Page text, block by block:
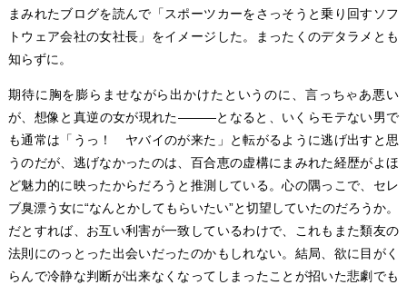
まみれたブログを読んで「スポーツカーをさっそうと乗り回すソフ
トウェア会社の女社長」をイメージした。まったくのデタラメとも
知らずに。
期待に胸を膨らませながら出かけたというのに、言っちゃあ悪い
が、想像と真逆の女が現れた―――となると、いくらモテない男で
も通常は「うっ！ ヤバイのが来た」と転がるように逃げ出すと思
うのだが、逃げなかったのは、百合恵の虚構にまみれた経歴がよほ
ど魅力的に映ったからだろうと推測している。心の隅っこで、セレ
ブ臭漂う女に“なんとかしてもらいたい”と切望していたのだろうか。
だとすれば、お互い利害が一致しているわけで、これもまた類友の
法則にのっとった出会いだったのかもしれない。結局、欲に目がく
らんで冷静な判断が出来なくなってしまったことが招いた悲劇でも